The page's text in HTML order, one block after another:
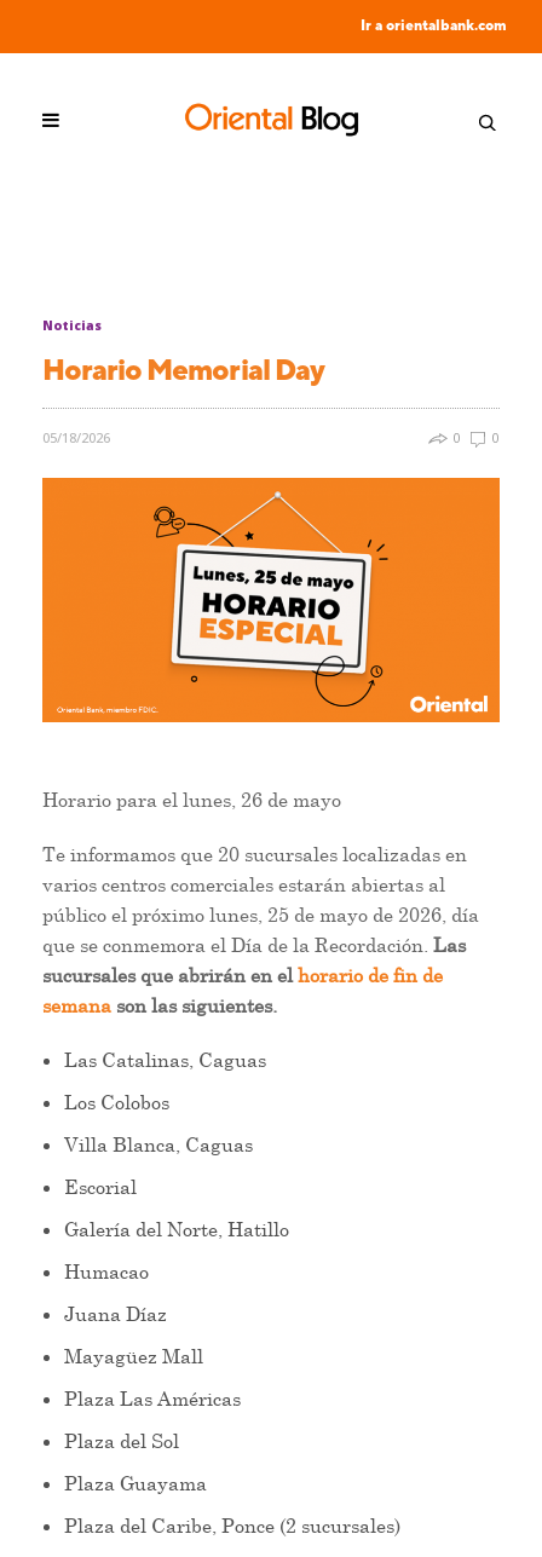
Ir a orientalbank.com
Noticias
Horario Memorial Day
05/18/2026 0 0
Horario para el lunes, 26 de mayo
Te informamos que 20 sucursales localizadas en
varios centros comerciales estarán abiertas al
público el próximo lunes, 25 de mayo de 2026, día
que se conmemora el Día de la Recordación. Las
sucursales que abrirán en elhorario de fin de
semana son las siguientes.
Las Catalinas, Caguas
Los Colobos
Villa Blanca, Caguas
Escorial
Galería del Norte, Hatillo
Humacao
Juana Díaz
Mayagüez Mall
Plaza Las Américas
Plaza del Sol
Plaza Guayama
Plaza del Caribe, Ponce (2 sucursales)